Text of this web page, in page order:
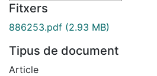
Fitxers
886253.pdf (2.93 MB)
Tipus de document
Article